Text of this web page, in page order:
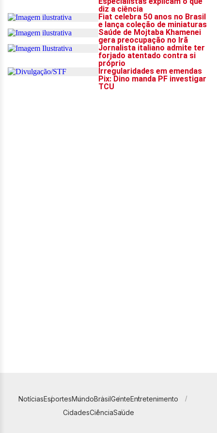
NotíciasEsportesMundoBrasilGenteEntretenimento
CidadesCiênciaSaúde